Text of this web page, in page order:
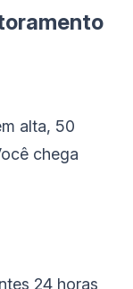
alta, 50
chega
24 horas